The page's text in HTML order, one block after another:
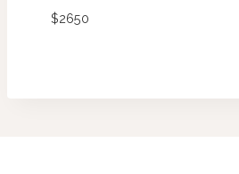
$2650